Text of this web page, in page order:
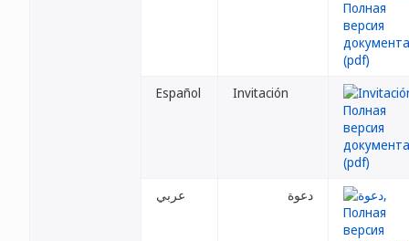
Español Invitación
عربي دعوة